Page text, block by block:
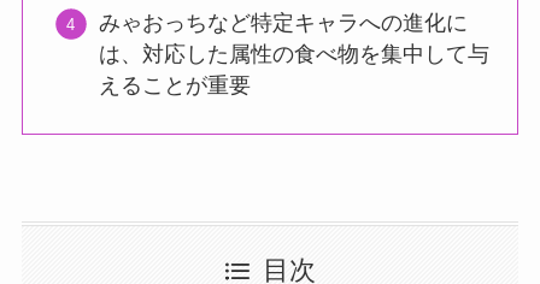
みゃおっちなど特定キャラへの進化に
は、対応した属性の食べ物を集中して与
えることが重要
目次